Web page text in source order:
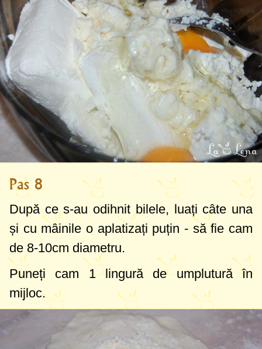
Pas 8
După ce s-au odihnit bilele, luați câte una
și cu mâinile o aplatizați puțin - să fie cam
de 8-10cm diametru.
Puneți cam 1 lingură de umplutură în
mijloc.